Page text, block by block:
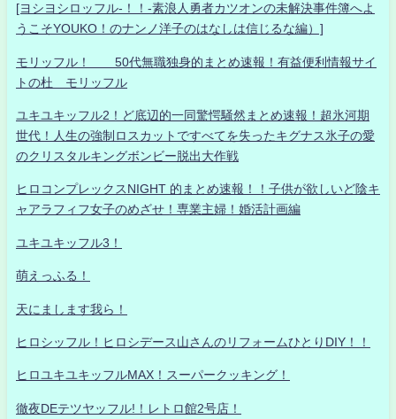
[ヨシヨシロッフル-！！-素浪人勇者カツオンの未解決事件簿へよ
うこそYOUKO！のナンノ洋子のはなしは信じるな編）]
モリッフル！ 50代無職独身的まとめ速報！有益便利情報サイ
トの杜 モリッフル
ユキユキッフル2！ど底辺的一同驚愕騒然まとめ速報！超氷河期
世代！人生の強制ロスカットですべてを失ったキグナス氷子の愛
のクリスタルキングボンビー脱出大作戦
ヒロコンプレックスNIGHT 的まとめ速報！！子供が欲しいど陰キ
ャアラフィフ女子のめざせ！専業主婦！婚活計画編
ユキユキッフル3！
萌えっふる！
天にまします我ら！
ヒロシッフル！ヒロシデース山さんのリフォームひとりDIY！！
ヒロユキユキッフルMAX！スーパークッキング！
徹夜DEテツヤッフル!！レトロ館2号店！